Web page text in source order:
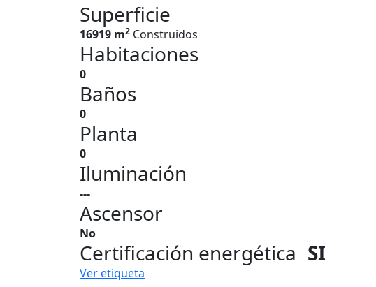
Superficie
16919 m2 Construidos
Habitaciones
0
Baños
0
Planta
0
Iluminación
---
Ascensor
No
Certificación energética SI
Ver etiqueta